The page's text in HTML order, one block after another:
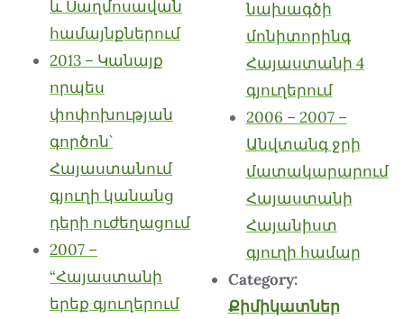
և Սաղմոսավան
համայնքներում
2013 – Կանայք
որպես
փոփոխության
գործոն`
Հայաստանում
գյուղի կանանց
դերի ուժեղացում
2007 –
“Հայաստանի
երեք գյուղերում
նախագծի
մոնիտորինգ
Հայաստանի 4
գյուղերում
2006 – 2007 –
Անվտանգ ջրի
մատակարարում
Հայաստանի
Հայանիստ
գյուղի համար
Category:
Քիմիկատներ